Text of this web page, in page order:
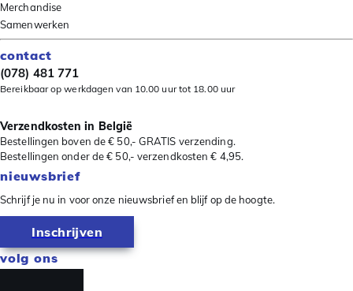
Merchandise
Samenwerken
contact
(078) 481 771
Bereikbaar op werkdagen van 10.00 uur tot 18.00 uur
Verzendkosten in België
Bestellingen boven de € 50,- GRATIS verzending.
Bestellingen onder de € 50,- verzendkosten € 4,95.
nieuwsbrief
Schrijf je nu in voor onze nieuwsbrief en blijf op de hoogte.
Inschrijven
volg ons